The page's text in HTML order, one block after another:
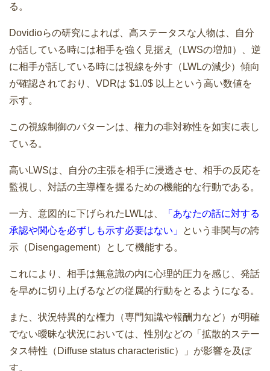
る。
Dovidioらの研究によれば、高ステータスな人物は、自分
が話している時には相手を強く見据え（LWSの増加）、逆
に相手が話している時には視線を外す（LWLの減少）傾向
が確認されており、VDRは $1.0$ 以上という高い数値を
示す。
この視線制御のパターンは、権力の非対称性を如実に表し
ている。
高いLWSは、自分の主張を相手に浸透させ、相手の反応を
監視し、対話の主導権を握るための機能的な行動である。
一方、意図的に下げられたLWLは、
「あなたの話に対する
承認や関心を必ずしも示す必要はない」
という非関与の誇
示（Disengagement）として機能する。
これにより、相手は無意識の内に心理的圧力を感じ、発話
を早めに切り上げるなどの従属的行動をとるようになる。
また、状況特異的な権力（専門知識や報酬力など）が明確
でない曖昧な状況においては、性別などの「拡散的ステー
タス特性（Diffuse status characteristic）」が影響を及ぼ
す。